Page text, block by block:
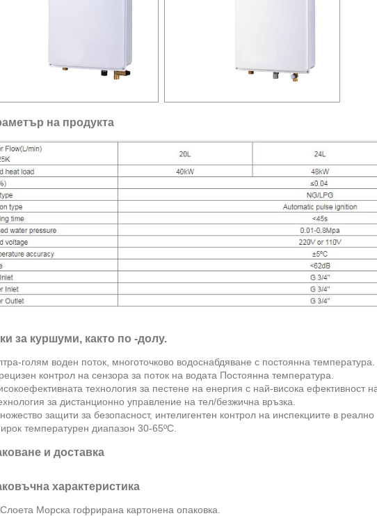
на продукта
за куршуми, както по -долу.
голям воден поток, многоточково водоснабдяване с постоянна температура.
контрол на сензора за поток на водата Постоянна температура.
технология за пестене на енергия с най-висока ефективност
за дистанционно управление на тел/безжична връзка.
защити за безопасност, интелигентен контрол на инспекциите в реално
температурен диапазон 30-65ºC.
и доставка
характеристика
Морска гофрирана картонена опаковка.